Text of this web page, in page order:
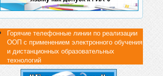
Горячие телефонные линии по реализации
ООП с применением электронного обучения
и дистанционных образовательных
технологий